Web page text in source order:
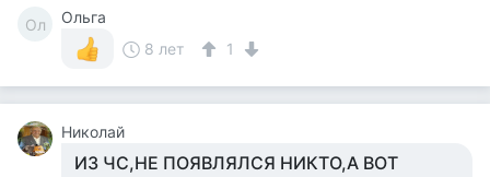
Ол
Ольга
8 лет
1
Николай
ИЗ ЧС,НЕ ПОЯВЛЯЛСЯ НИКТО,А ВОТ